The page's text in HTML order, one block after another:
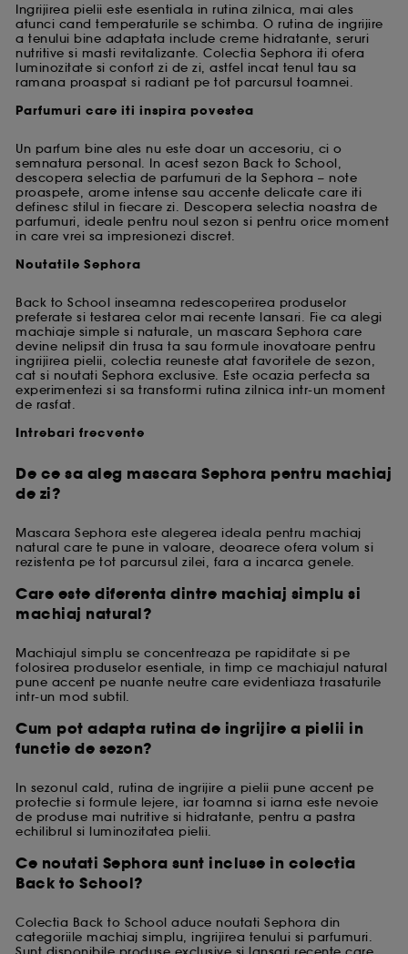
Ingrijirea pielii este esentiala in rutina zilnica, mai ales
atunci cand temperaturile se schimba. O rutina de ingrijire
a tenului bine adaptata include creme hidratante, seruri
nutritive si masti revitalizante. Colectia Sephora iti ofera
luminozitate si confort zi de zi, astfel incat tenul tau sa
ramana proaspat si radiant pe tot parcursul toamnei.
Parfumuri care iti inspira povestea
Un parfum bine ales nu este doar un accesoriu, ci o
semnatura personal. In acest sezon Back to School,
descopera selectia de parfumuri de la Sephora – note
proaspete, arome intense sau accente delicate care iti
definesc stilul in fiecare zi. Descopera selectia noastra de
parfumuri, ideale pentru noul sezon si pentru orice moment
in care vrei sa impresionezi discret.
Noutatile Sephora
Back to School inseamna redescoperirea produselor
preferate si testarea celor mai recente lansari. Fie ca alegi
machiaje simple si naturale, un mascara Sephora care
devine nelipsit din trusa ta sau formule inovatoare pentru
ingrijirea pielii, colectia reuneste atat favoritele de sezon,
cat si noutati Sephora exclusive. Este ocazia perfecta sa
experimentezi si sa transformi rutina zilnica intr-un moment
de rasfat.
Intrebari frecvente
De ce sa aleg mascara Sephora pentru machiaj
de zi?
Mascara Sephora este alegerea ideala pentru machiaj
natural care te pune in valoare, deoarece ofera volum si
rezistenta pe tot parcursul zilei, fara a incarca genele.
Care este diferenta dintre machiaj simplu si
machiaj natural?
Machiajul simplu se concentreaza pe rapiditate si pe
folosirea produselor esentiale, in timp ce machiajul natural
pune accent pe nuante neutre care evidentiaza trasaturile
intr-un mod subtil.
Cum pot adapta rutina de ingrijire a pielii in
functie de sezon?
In sezonul cald, rutina de ingrijire a pielii pune accent pe
protectie si formule lejere, iar toamna si iarna este nevoie
de produse mai nutritive si hidratante, pentru a pastra
echilibrul si luminozitatea pielii.
Ce noutati Sephora sunt incluse in colectia
Back to School?
Colectia Back to School aduce noutati Sephora din
categoriile machiaj simplu, ingrijirea tenului si parfumuri.